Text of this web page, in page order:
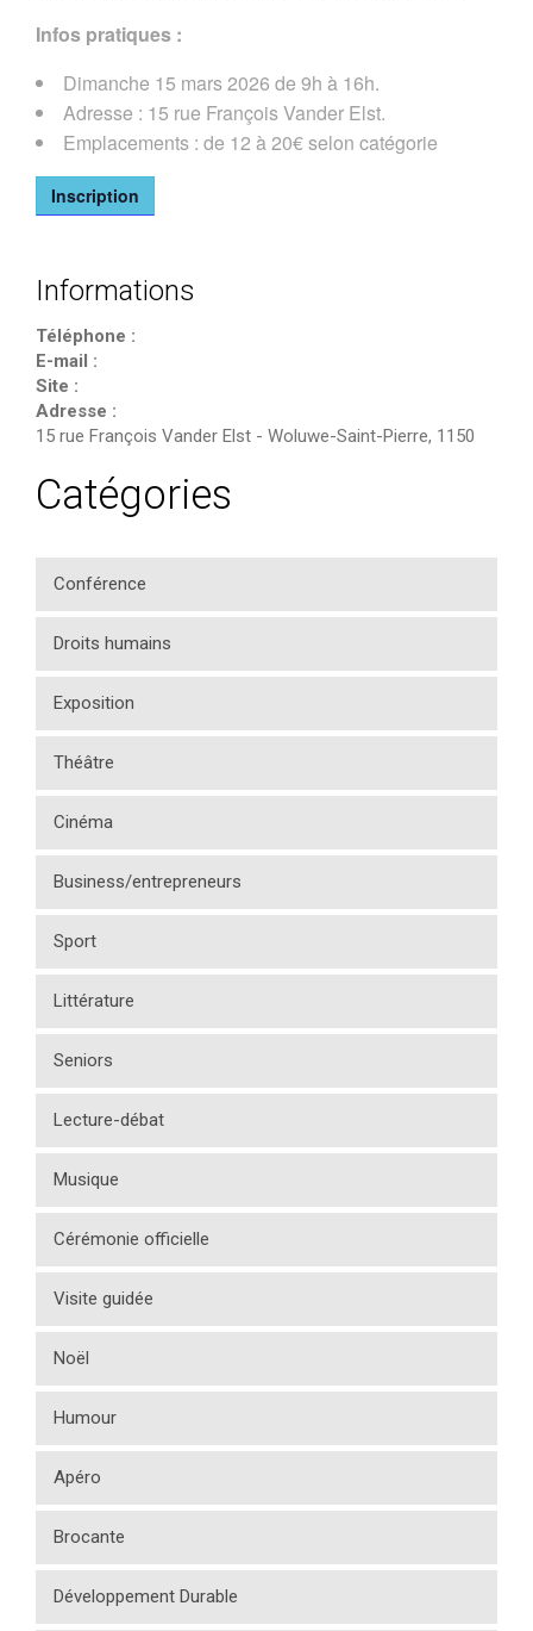
Infos pratiques :
Dimanche 15 mars 2026 de 9h à 16h.
Adresse : 15 rue François Vander Elst.
Emplacements : de 12 à 20€ selon catégorie
Inscription
Informations
Téléphone :
E-mail :
Site :
Adresse :
15 rue François Vander Elst - Woluwe-Saint-Pierre, 1150
Catégories
Conférence
Droits humains
Exposition
Théâtre
Cinéma
Business/entrepreneurs
Sport
Littérature
Seniors
Lecture-débat
Musique
Cérémonie officielle
Visite guidée
Noël
Humour
Apéro
Brocante
Développement Durable